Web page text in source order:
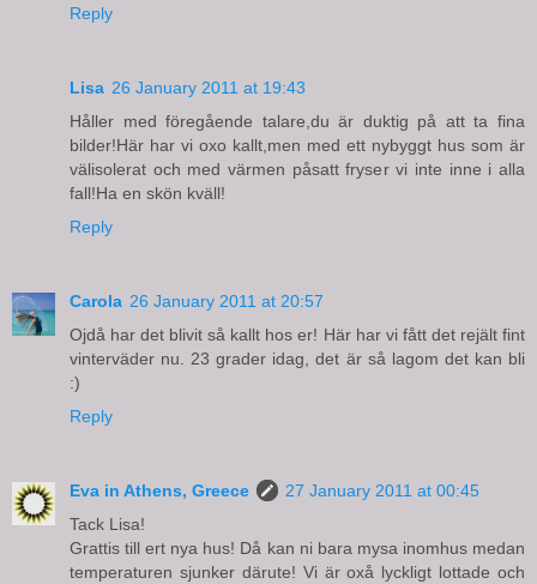
Reply
Lisa 26 January 2011 at 19:43
Håller med föregående talare,du är duktig på att ta fina
bilder!Här har vi oxo kallt,men med ett nybyggt hus som är
välisolerat och med värmen påsatt fryser vi inte inne i alla
fall!Ha en skön kväll!
Reply
Carola 26 January 2011 at 20:57
Ojdå har det blivit så kallt hos er! Här har vi fått det rejält fint
vinterväder nu. 23 grader idag, det är så lagom det kan bli
:)
Reply
Eva in Athens, Greece
27 January 2011 at 00:45
Tack Lisa!
Grattis till ert nya hus! Då kan ni bara mysa inomhus medan
temperaturen sjunker därute! Vi är oxå lyckligt lottade och